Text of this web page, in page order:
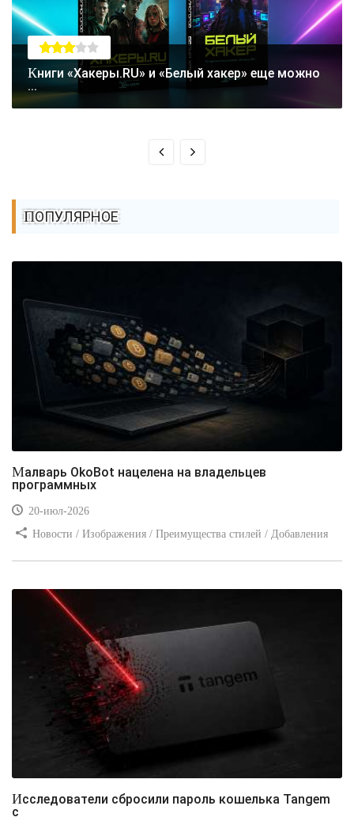
Книги «Хакеры.RU» и «Белый хакер» еще можно
...
ПОПУЛЯРНОЕ
Малварь OkoBot нацелена на владельцев
программных
20-июл-2026
Новости / Изображения / Преимущества стилей / Добавления
Исследователи сбросили пароль кошелька Tangem
с